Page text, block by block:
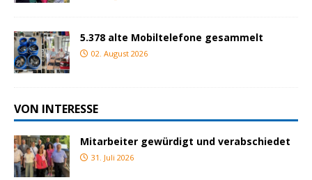
5.378 alte Mobiltelefone gesammelt
02. August 2026
VON INTERESSE
Mitarbeiter gewürdigt und verabschiedet
31. Juli 2026